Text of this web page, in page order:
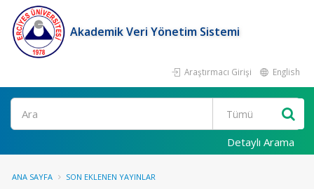
Akademik Veri Yönetim Sistemi
Araştırmacı Girişi English
Ara
Detaylı Arama
ANA SAYFA SON EKLENEN YAYINLAR